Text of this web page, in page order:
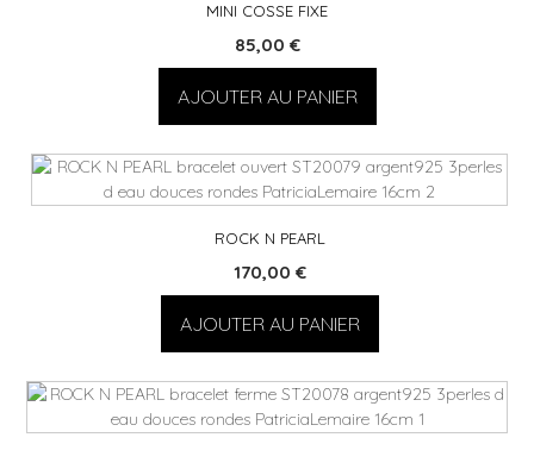
MINI COSSE FIXE
85,00 €
AJOUTER AU PANIER
ROCK N PEARL
170,00 €
AJOUTER AU PANIER